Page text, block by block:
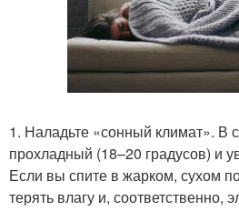
1. Наладьте «сонный климат». В
прохладный (18–20 градусов) и
Если вы спите в жарком, сухом
терять влагу и, соответственно,